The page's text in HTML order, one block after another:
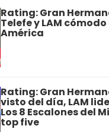
Rating: Gran
Telefe y LAM
América
Rating: Gran
visto del día, LAM
Los 8 Escalones del
top five